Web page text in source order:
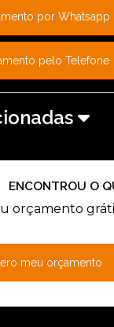
por Whatsapp
pelo Telefone
ENCONTROU O
orçamento
meu orçamento